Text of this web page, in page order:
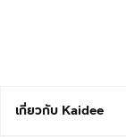
เกี่ยวกับ Kaidee